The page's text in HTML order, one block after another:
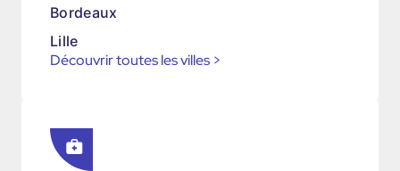
Bordeaux
Lille
Découvrir toutes les villes >